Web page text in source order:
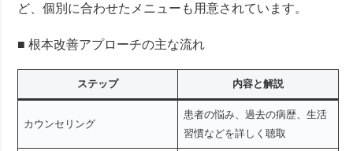
ど、個別に合わせたメニューも用意されています。
■ 根本改善アプローチの主な流れ
ステップ 内容と解説
カウンセリング
患者の悩み、過去の病歴、生活
習慣などを詳しく聴取